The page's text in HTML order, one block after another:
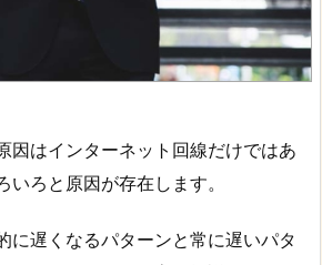
因はインターネット回線だけではあ
いろと原因が存在します。
に遅くなるパターンと常に遅いパタ